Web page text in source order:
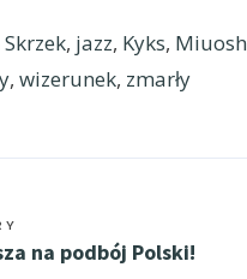
Skrzek, jazz, Kyks, Miuosh
, wizerunek, zmarły
na podbój Polski!